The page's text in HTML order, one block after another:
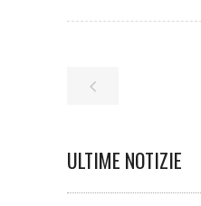
ULTIME NOTIZIE